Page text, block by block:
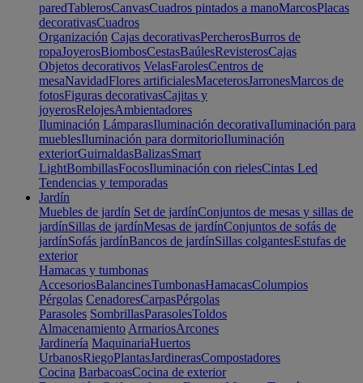
paredTablerosCanvasCuadros pintados a manoMarcosPlacas
decorativasCuadros
Organización Cajas decorativasPercherosBurros de
ropaJoyerosBiombosCestasBaúlesRevisterosCajas
Objetos decorativos VelasFarolesCentros de
mesaNavidadFlores artificialesMaceterosJarronesMarcos de
fotosFiguras decorativasCajitas y
joyerosRelojesAmbientadores
Iluminación LámparasIluminación decorativaIluminación para
mueblesIluminación para dormitorioIluminación
exteriorGuirnaldasBalizasSmart
LightBombillasFocosIluminación con rielesCintas Led
Tendencias y temporadas
Jardín
Muebles de jardín Set de jardínConjuntos de mesas y sillas de
jardínSillas de jardínMesas de jardínConjuntos de sofás de
jardínSofás jardínBancos de jardínSillas colgantesEstufas de
exterior
Hamacas y tumbonas
AccesoriosBalancinesTumbonasHamacasColumpios
Pérgolas CenadoresCarpasPérgolas
Parasoles SombrillasParasolesToldos
Almacenamiento ArmariosArcones
Jardinería MaquinariaHuertos
UrbanosRiegoPlantasJardinerasCompostadores
Cocina BarbacoasCocina de exterior